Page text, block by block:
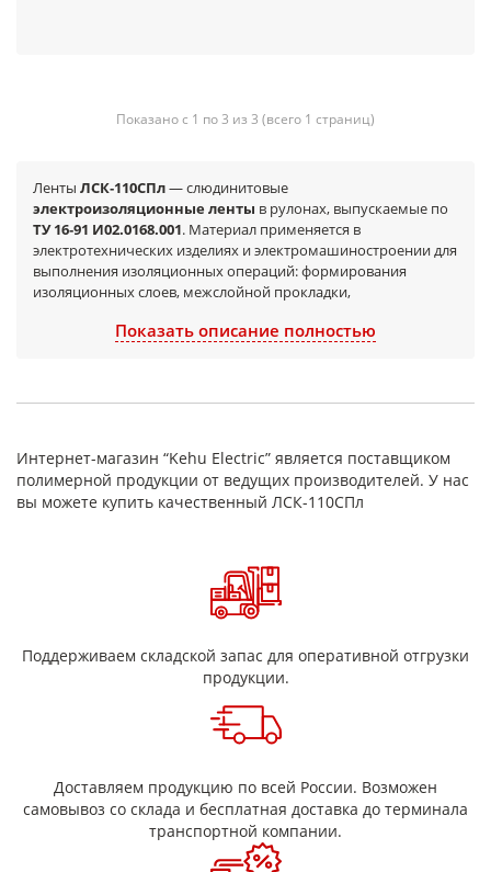
Показано с 1 по 3 из 3 (всего 1 страниц)
Ленты ЛСК‑110СПл— слюдинитовые
электроизоляционные ленты в рулонах, выпускаемые по
ТУ 16‑91 И02.0168.001. Материал применяется в
электротехнических изделиях и электромашиностроении для
выполнения изоляционных операций: формирования
изоляционных слоев, межслойной прокладки,
работающих под электрической и тепловой нагрузкой. Лента
трансформаторы, дроссели, катушки и другие
намоточные изделия;
электроаппаратура и электротехнические узлы, где
поставка по ТУ 16‑91 И02.0168.001;
систем;
применимость в узлах с тепловой нагрузкой (нормы —
технологичный рулонный формат;
подбор типоразмеров (ширина/толщина/длина
Как выбрать
Для подбора обычно указывают ширину, толщину, длину
рулона и способ применения (намотка/бандаж/межслойная
прокладка), а также требования к документам на партию.
Показать описание полностью
Интернет-магазин “Kehu Electric” является поставщиком
полимерной продукции от ведущих производителей. У нас
вы можете купить качественный ЛСК-110СПл
Поддерживаем складской запас для оперативной отгрузки
продукции.
Доставляем продукцию по всей России. Возможен
самовывоз со склада и бесплатная доставка до терминала
транспортной компании.